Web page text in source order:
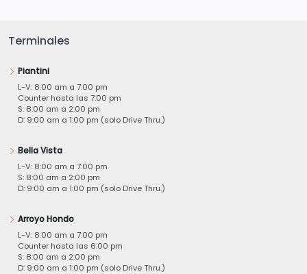
Terminales
Piantini
L-V: 8:00 am a 7:00 pm
Counter hasta las 7:00 pm
S: 8:00 am a 2:00 pm
D: 9:00 am a 1:00 pm (solo Drive Thru.)
Bella Vista
L-V: 8:00 am a 7:00 pm
S: 8:00 am a 2:00 pm
D: 9:00 am a 1:00 pm (solo Drive Thru.)
Arroyo Hondo
L-V: 8:00 am a 7:00 pm
Counter hasta las 6:00 pm
S: 8:00 am a 2:00 pm
D: 9:00 am a 1:00 pm (solo Drive Thru.)